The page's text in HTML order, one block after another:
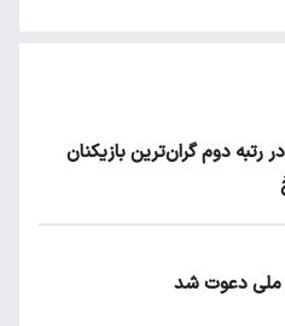
رتبه دوم گران‌ترین بازیکنان
ملی دعوت شد